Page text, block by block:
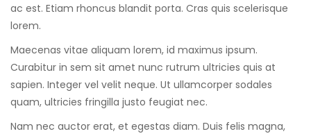
ac est. Etiam rhoncus blandit porta. Cras quis scelerisque
lorem.
Maecenas vitae aliquam lorem, id maximus ipsum.
Curabitur in sem sit amet nunc rutrum ultricies quis at
sapien. Integer vel velit neque. Ut ullamcorper sodales
quam, ultricies fringilla justo feugiat nec.
Nam nec auctor erat, et egestas diam. Duis felis magna,